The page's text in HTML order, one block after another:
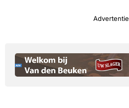
Advertentie